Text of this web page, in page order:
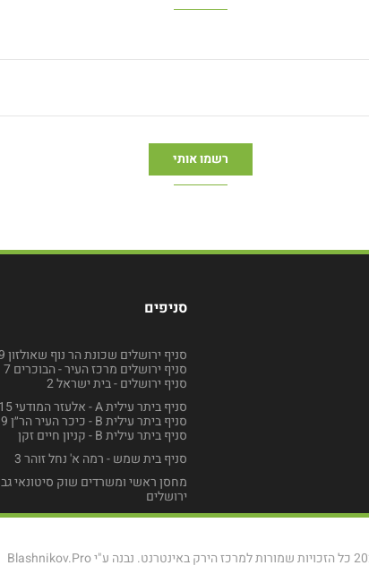
סניפים
סניף ירושלים שכונת הר נוף שאולזון 49
סניף ירושלים מרכז העיר - הבוכרים 7
סניף ירושלים - בית ישראל 2
סניף ביתר עילית A - אלעזר המודעי 15
סניף ביתר עילית B - כיכר העיר הר״ן 9
סניף ביתר עילית B - קניון חיים זקן
סניף בית שמש - רמה א' נחל זוהר 3
מחסן ראשי ומשרדים שוק סיטונאי
ירושלים
Blashnikov.Pro